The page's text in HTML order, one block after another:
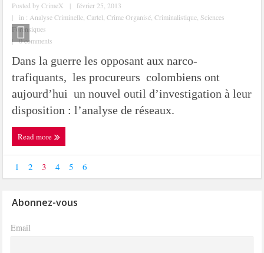
Posted byCrimeX |
février 25, 2013
|
in : Analyse Criminelle,Cartel,Crime Organisé,Criminalistique, Sciences
Forensiques
|
0 comments
Dans la guerre les opposant aux narco-
trafiquants, les procureurs colombiens ont
aujourd’hui un nouvel outil d’investigation à leur
disposition : l’analyse de réseaux.
Read more
1 2 3 4 5 6
Abonnez-vous
Email